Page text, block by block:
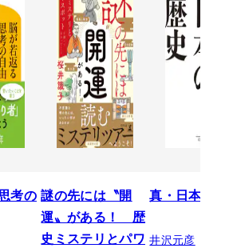
考の 謎の先には〝開
運〟がある！ 歴
史ミステリとパワ
真・日本の
井沢元彦